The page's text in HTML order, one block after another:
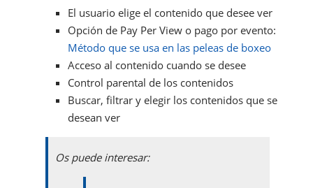
El usuario elige el contenido que desee ver
Opción de Pay Per View o pago por evento:
Método que se usa en las peleas de boxeo
Acceso al contenido cuando se desee
Control parental de los contenidos
Buscar, filtrar y elegir los contenidos que se
desean ver
Os puede interesar: